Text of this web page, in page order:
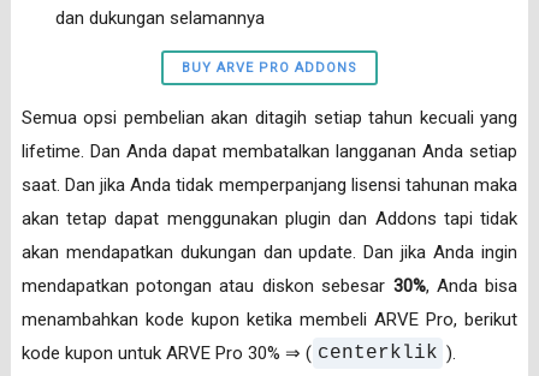
dan dukungan selamannya
BUY ARVE PRO ADDONS
Semua opsi pembelian akan ditagih setiap tahun kecuali yang
lifetime. Dan Anda dapat membatalkan langganan Anda setiap
saat. Dan jika Anda tidak memperpanjang lisensi tahunan maka
akan tetap dapat menggunakan plugin dan Addons tapi tidak
akan mendapatkan dukungan dan update. Dan jika Anda ingin
mendapatkan potongan atau diskon sebesar 30%, Anda bisa
menambahkan kode kupon ketika membeli ARVE Pro, berikut
kode kupon untuk ARVE Pro 30% ⇒ ( centerklik ).